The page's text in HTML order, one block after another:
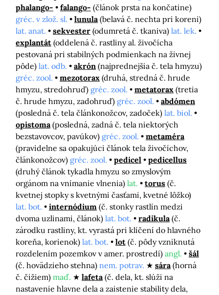
phalango-
falango- (článok prsta na končatine)
gréc. v zlož. sl.
lunula (belavá č. nechta pri koreni)
lat. anat.
sekvester (odumretá č. tkaniva) lat. lek.
explantát (oddelená č. rastliny al. živočícha
pestovaná pri stabilných podmienkach na živnej
pôde) lat. odb. akrón (najprednejšia č. tela hmyzu)
gréc. zool.
mezotorax (druhá, stredná č. hrude
hmyzu, stredohruď) gréc. zool. metatorax (tretia
č. hrude hmyzu, zadohruď) gréc. zool.
abdómen
(posledná č. tela článkonožcov, zadoček) lat. biol.
opistoma (posledná, zadná č. tela niektorých
bezstavovcov, pavúkov) gréc. zool.
metaméra
(pravidelne sa opakujúci článok tela živočíchov,
článkonožcov) gréc. zool. pedicel
pedicellus
(druhý článok tykadla hmyzu so zmyslovým
orgánom na vnímanie vlnenia) lat. torus (č.
kvetnej stopky s kvetnými časťami, kvetné lôžko)
lat. bot.
internódium (č. stonky rastlín medzi
dvoma uzlinami, článok) lat. bot. radikula (č.
zárodku rastliny, kt. vyrastá pri klíčení do hlavného
koreňa, korienok) lat. bot. lot (č. pôdy vzniknutá
rozdelením pozemkov v amer. prostredí) angl.
šál
(č. hovädzieho stehna) nem. potrav. sára (horná
č. čižiem) maď. lafeta (č. dela, kt. slúži na
nastavenie hlavne dela a zaistenie stability dela,